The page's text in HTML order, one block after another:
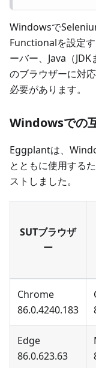
Windowsで
Functionalを設定
ーバー、Java（
のブラウザーに対
必要があります。
Windowsでの
Eggplantは、
とともに使用する
ストしました。
SUTブラウザ
ー
Chrome
86.0.4240.183
Edge
86.0.623.63